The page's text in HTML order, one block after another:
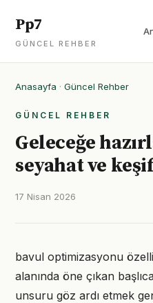
Pp7
GÜNCEL REHBER
Anasayfa · Güncel Rehber
GÜNCEL REHBER
Geleceğe
seyahat ve
17 Nisan 2026
bavul optimizasyonu
alanında öne çıkan
unsuru göz ardı etmek